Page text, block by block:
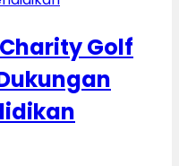
Golf